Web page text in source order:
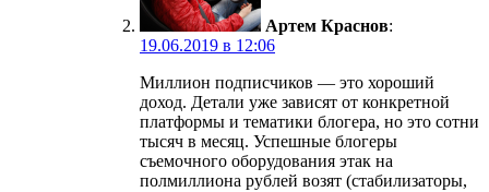
Артем Краснов:
19.06.2019 в 12:06
Миллион подписчиков — это хороший
доход. Детали уже зависят от конкретной
платформы и тематики блогера, но это сотни
тысяч в месяц. Успешные блогеры
съемочного оборудования этак на
полмиллиона рублей возят (стабилизаторы,